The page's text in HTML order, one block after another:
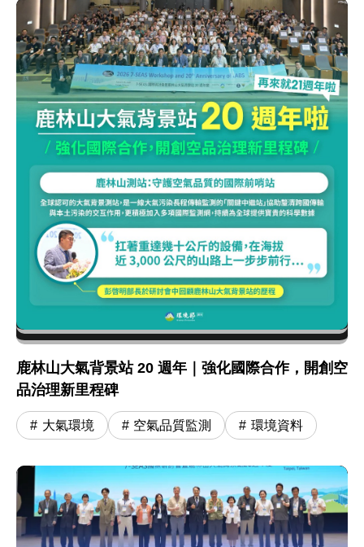
鹿林山大氣背景站 20 週年｜強化國際合作，開創空
品治理新里程碑
大氣環境 空氣品質監測 環境資料